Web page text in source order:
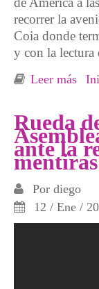
recorrer la
Coia donde
y con la lectura
Leer más
Rueda
ante la
Por diego
12 / Ene /